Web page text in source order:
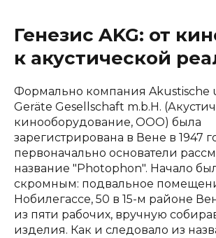
Генезис AKG: от
к акустической
Формально компания Akustische
Geräte Gesellschaft m.b.H.
кинооборудование, ООО) была
зарегистрирована в Вене в 1947
первоначально основатели
название "Photophon". Начало
скромным: подвальное
Нобилегассе, 50 в 15-м районе
из пяти рабочих, вручную
изделия. Как и следовало из